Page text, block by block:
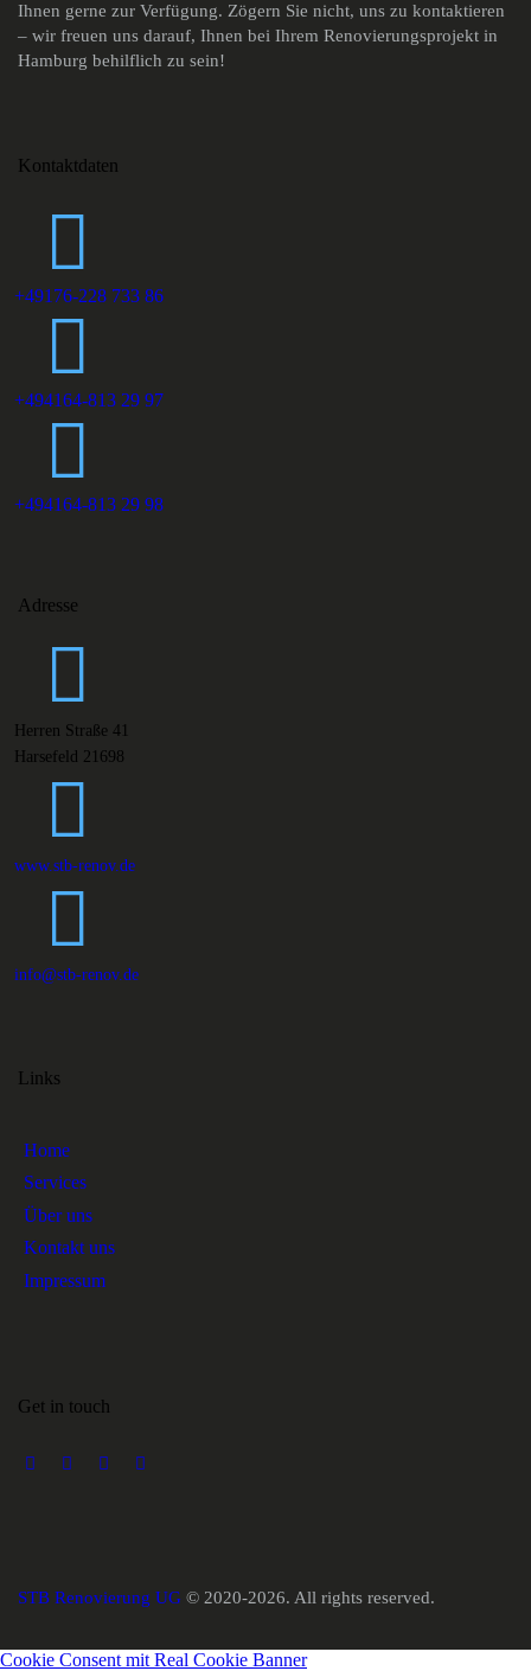
Ihnen gerne zur Verfügung. Zögern Sie nicht, uns zu kontaktieren
– wir freuen uns darauf, Ihnen bei Ihrem Renovierungsprojekt in
Hamburg behilflich zu sein!
Kontaktdaten
+49176-228 733 86
+494164-813 29 97
+494164-813 29 98
Adresse
Herren Straße 41
Harsefeld 21698
www.stb-renov.de
info@stb-renov.de
Links
Home
Services
Über uns
Kontakt uns
Impressum
Get in touch
STB Renovierung UG © 2020-2026. All rights reserved.
Cookie Consent mit Real Cookie Banner